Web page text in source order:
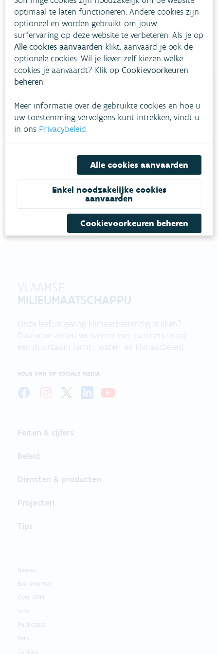
bevolking of intermediairen (huisartsen,
milieuambtenaren, …)voor vragen en klachten
inzake ‘milieu en gezondheid'
.
Heb je vragen?
Niet gevonden wat je zocht? Vul ons
contactformulier in.
VLAAMSE
MILIEUMAATSCHAPPIJ
Onze leefomgeving klimaatbestendig maken?
Daarvoor zetten we samen met partners in op
een duurzaam lucht-, water- en klimaatbeleid.
VOLG VMM OP SOCIALE MEDIA
Feiten & cijfers
Beleid
Diensten & producten
Projecten
Tips
Nieuws
Evenementen
Over VMM
Jobs
Publicaties
Pers
Contact
optimaal te laten functioneren. Andere cookies zijn
optioneel en worden gebruikt om jouw
surfervaring op deze website te verbeteren. Als je op
Alle cookies aanvaarden klikt, aanvaard je ook de
optionele cookies. Wil je liever zelf kiezen welke
cookies je aanvaardt? Klik opCookievoorkeuren
beheren.
Meer informatie over de gebruikte cookies en hoe u
uw toestemming vervolgens kunt intrekken, vindt u
in ons Privacybeleid.
Alle cookies aanvaarden
Enkel noodzakelijke cookies
aanvaarden
Cookievoorkeuren beheren